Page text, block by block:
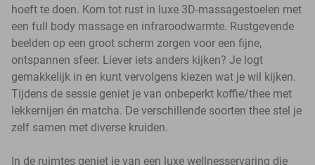
hoeft te doen. Kom tot rust in luxe 3D-massagestoelen met
een full body massage en infraroodwarmte. Rustgevende
beelden op een groot scherm zorgen voor een fijne,
ontspannen sfeer. Liever iets anders kijken? Je logt
gemakkelijk in en kunt vervolgens kiezen wat je wil kijken.
Tijdens de sessie geniet je van onbeperkt koffie/thee met
lekkernijen én matcha. De verschillende soorten thee stel je
zelf samen met diverse kruiden.
In de ruimtes geniet je van een luxe wellnesservaring die